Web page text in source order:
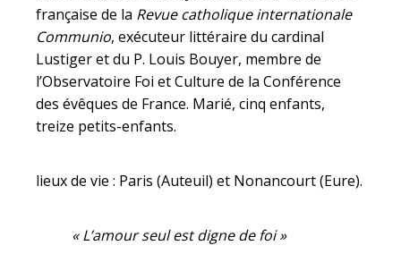
française de la Revue catholique internationale
Communio, exécuteur littéraire du cardinal
Lustiger et du P. Louis Bouyer, membre de
l’Observatoire Foi et Culture de la Conférence
des évêques de France. Marié, cinq enfants,
treize petits-enfants.
lieux de vie : Paris (Auteuil) et Nonancourt (Eure).
« L’amour seul est digne de foi »